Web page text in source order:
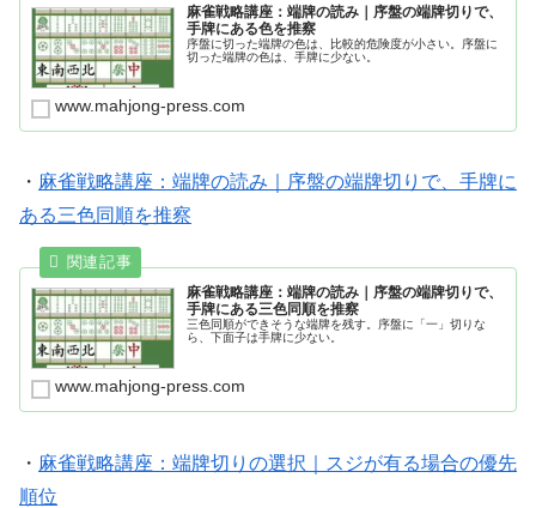
麻雀戦略講座：端牌の読み｜序盤の端牌切りで、
手牌にある色を推察
序盤に切った端牌の色は、比較的危険度が小さい。序盤に
切った端牌の色は、手牌に少ない。
www.mahjong-press.com
・ 麻雀戦略講座：端牌の読み｜序盤の端牌切りで、手牌に
ある三色同順を推察
麻雀戦略講座：端牌の読み｜序盤の端牌切りで、
手牌にある三色同順を推察
三色同順ができそうな端牌を残す。序盤に「一」切りな
ら、下面子は手牌に少ない。
www.mahjong-press.com
・ 麻雀戦略講座：端牌切りの選択｜スジが有る場合の優先
順位